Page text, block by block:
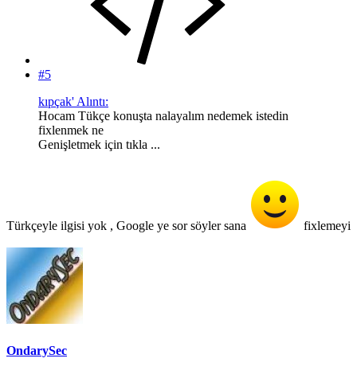
#5
kıpçak' Alıntı:
Hocam Tükçe konuşta nalayalım nedemek istedin
fixlenmek ne
Genişletmek için tıkla ...
Türkçeyle ilgisi yok , Google ye sor söyler sana fixlemeyi
OndarySec